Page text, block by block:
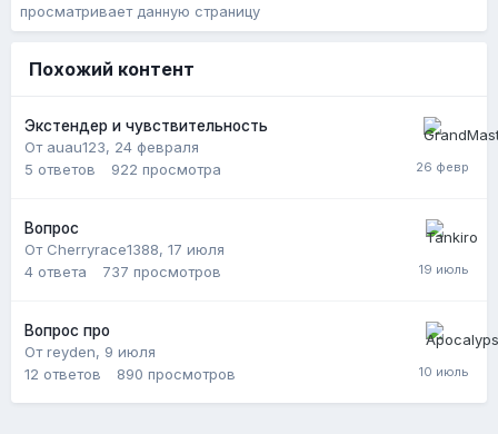
просматривает данную страницу
Похожий контент
Экстендер и чувствительность
От auau123, 24 февраля
5 ответов 922 просмотра
Вопрос
От Cherryrace1388, 17 июля
4 ответа 737 просмотров
Вопрос про
От reyden, 9 июля
12 ответов 890 просмотров